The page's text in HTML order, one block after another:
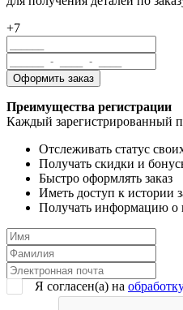
+7
Преимущества регистрации
Каждый зарегистрированный
Отслеживать статус
Получать скидки и
Быстро оформлять заказ
Иметь доступ к истории
Получать информацию о
Я согласен(a) на